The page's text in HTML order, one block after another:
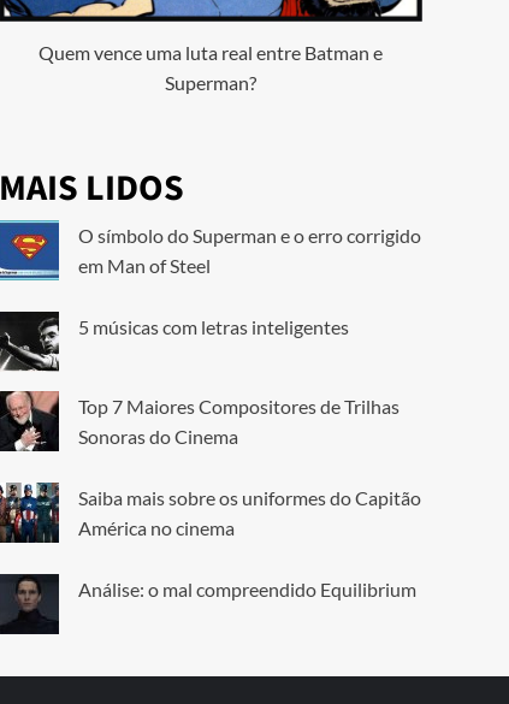
Quem vence uma luta real entre Batman e
Superman?
MAIS LIDOS
O símbolo do Superman e o erro corrigido
em Man of Steel
5 músicas com letras inteligentes
Top 7 Maiores Compositores de Trilhas
Sonoras do Cinema
Saiba mais sobre os uniformes do Capitão
América no cinema
Análise: o mal compreendido Equilibrium